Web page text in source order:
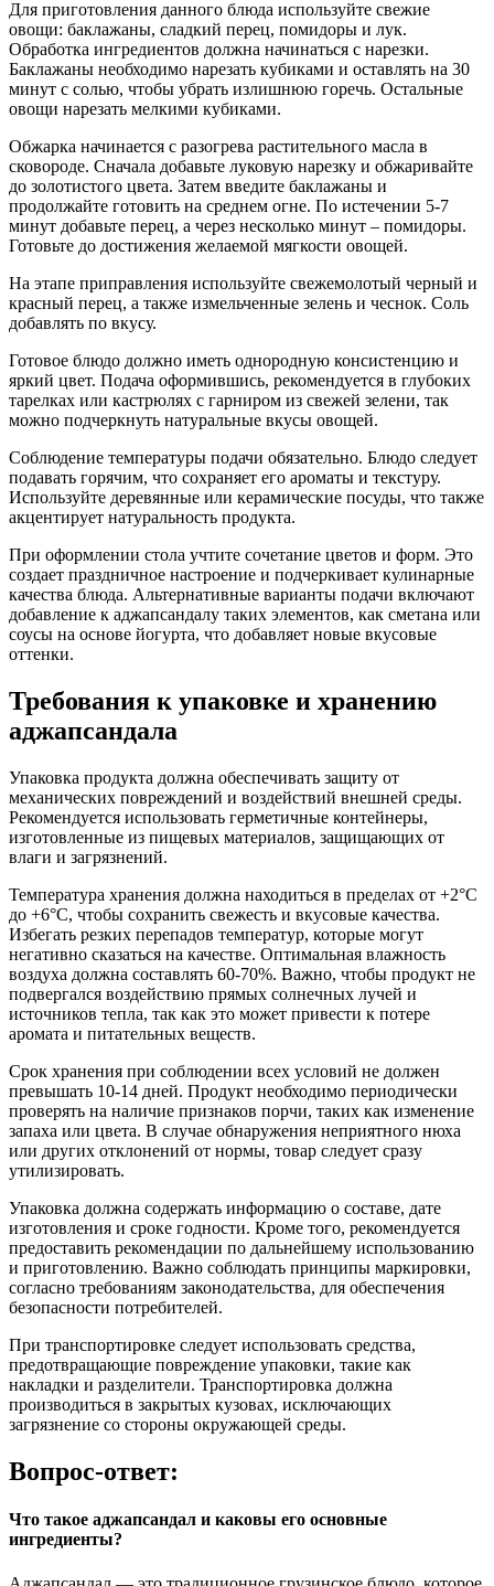
Для приготовления данного блюда используйте свежие
овощи: баклажаны, сладкий перец, помидоры и лук.
Обработка ингредиентов должна начинаться с нарезки.
Баклажаны необходимо нарезать кубиками и оставлять на 30
минут с солью, чтобы убрать излишнюю горечь. Остальные
овощи нарезать мелкими кубиками.
Обжарка начинается с разогрева растительного масла в
сковороде. Сначала добавьте луковую нарезку и обжаривайте
до золотистого цвета. Затем введите баклажаны и
продолжайте готовить на среднем огне. По истечении 5-7
минут добавьте перец, а через несколько минут – помидоры.
Готовьте до достижения желаемой мягкости овощей.
На этапе приправления используйте свежемолотый черный и
красный перец, а также измельченные зелень и чеснок. Соль
добавлять по вкусу.
Готовое блюдо должно иметь однородную консистенцию и
яркий цвет. Подача оформившись, рекомендуется в глубоких
тарелках или кастрюлях с гарниром из свежей зелени, так
можно подчеркнуть натуральные вкусы овощей.
Соблюдение температуры подачи обязательно. Блюдо следует
подавать горячим, что сохраняет его ароматы и текстуру.
Используйте деревянные или керамические посуды, что также
акцентирует натуральность продукта.
При оформлении стола учтите сочетание цветов и форм. Это
создает праздничное настроение и подчеркивает кулинарные
качества блюда. Альтернативные варианты подачи включают
добавление к аджапсандалу таких элементов, как сметана или
соусы на основе йогурта, что добавляет новые вкусовые
оттенки.
Требования к упаковке и хранению
аджапсандала
Упаковка продукта должна обеспечивать защиту от
механических повреждений и воздействий внешней среды.
Рекомендуется использовать герметичные контейнеры,
изготовленные из пищевых материалов, защищающих от
влаги и загрязнений.
Температура хранения должна находиться в пределах от +2°C
до +6°C, чтобы сохранить свежесть и вкусовые качества.
Избегать резких перепадов температур, которые могут
негативно сказаться на качестве. Оптимальная влажность
воздуха должна составлять 60-70%. Важно, чтобы продукт не
подвергался воздействию прямых солнечных лучей и
источников тепла, так как это может привести к потере
аромата и питательных веществ.
Срок хранения при соблюдении всех условий не должен
превышать 10-14 дней. Продукт необходимо периодически
проверять на наличие признаков порчи, таких как изменение
запаха или цвета. В случае обнаружения неприятного нюха
или других отклонений от нормы, товар следует сразу
утилизировать.
Упаковка должна содержать информацию о составе, дате
изготовления и сроке годности. Кроме того, рекомендуется
предоставить рекомендации по дальнейшему использованию
и приготовлению. Важно соблюдать принципы маркировки,
согласно требованиям законодательства, для обеспечения
безопасности потребителей.
При транспортировке следует использовать средства,
предотвращающие повреждение упаковки, такие как
накладки и разделители. Транспортировка должна
производиться в закрытых кузовах, исключающих
загрязнение со стороны окружающей среды.
Вопрос-ответ:
Что такое аджапсандал и каковы его основные
ингредиенты?